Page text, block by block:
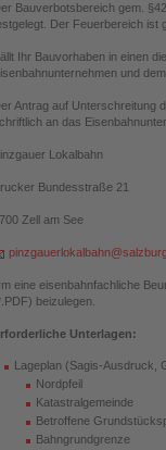
Bauverbotsbereich gem.
Der Feuerbereich ist
Ihr Bauvorhaben in einen
und
Antrag auf Unterschreitung
an das
Lokalbahn
Bundesstraße 21
Zell am See
eine eisenbahnfachliche
beizulegen.
Unterlagen:
Lageplan (Sagis-Ausdruck,
Nordpfeil
Katastralgemeinde
Betroffene
Bahngrundgrenze